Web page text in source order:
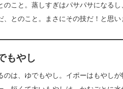
のこと。蒸しすぎはパサパサになる
、とのこと。まさにその技だ！と思い
もやし
のは、ゆでもやし。イポーはもやし